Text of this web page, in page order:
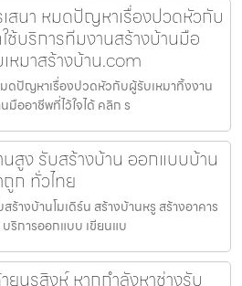
สนา หมดปัญหาเรื่องปวดหัวกับ
ช้บริการทีมงานสร้างบ้านมือ
หมาสร้างบ้าน.com
ดปัญหาเรื่องปวดหัวกับผู้รับเหมาทิ้งงาน
มืออาชีพที่ไว้ใจได้ คลิก ร
นสูง รับสร้างบ้าน ออกแบบบ้าน
ถูก ทั่วไทย
ร้างบ้านโมเดิร์น สร้างบ้านหรู สร้างอาคาร
ริการออกแบบ เขียนแบ
ยนรสิงห์ หากกำลังหาช่างรับ